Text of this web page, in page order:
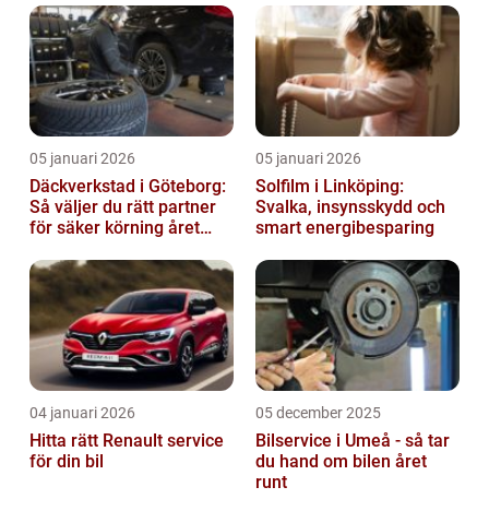
05 januari 2026
Däckverkstad i Göteborg:
Så väljer du rätt partner
för säker körning året
05 januari 2026
Solfilm i Linköping:
Svalka, insynsskydd och
smart energibesparing
04 januari 2026
Hitta rätt Renault service
för din bil
05 december 2025
Bilservice i Umeå - så tar
du hand om bilen året
runt